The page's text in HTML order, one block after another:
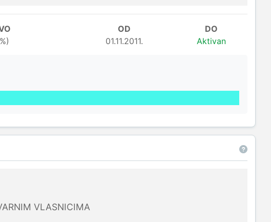
OD
DO
01.11.2011. Aktivan
VLASNICIMA